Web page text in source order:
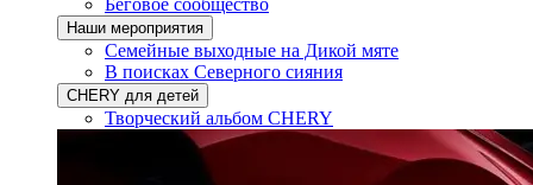
Беговое сообщество
Наши мероприятия
Семейные выходные на Дикой мяте
В поисках Северного сияния
CHERY для детей
Творческий альбом CHERY